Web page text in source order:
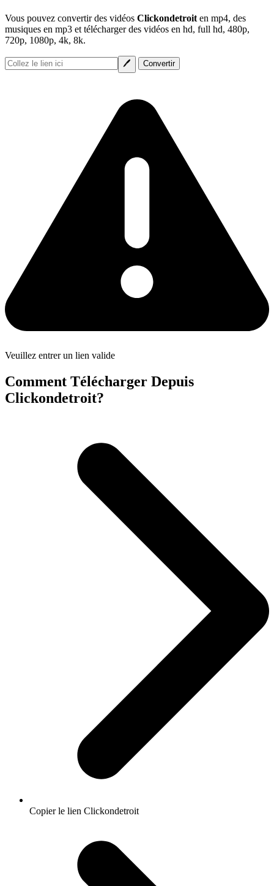
Vous pouvez convertir des vidéos Clickondetroit en mp4, des
musiques en mp3 et télécharger des vidéos en hd, full hd, 480p,
720p, 1080p, 4k, 8k.
Veuillez entrer un lien valide
Comment Télécharger Depuis
Clickondetroit?
Copier le lien Clickondetroit